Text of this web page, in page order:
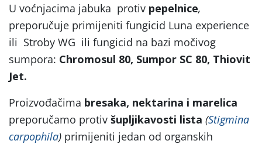
U voćnjacima jabuka protiv pepelnice,
preporučuje primijeniti fungicid Luna experience
ili Stroby WG ili fungicid na bazi močivog
sumpora: Chromosul 80, Sumpor SC 80, Thiovit
Jet.
Proizvođačima bresaka, nektarina i marelica
preporučamo protiv šupljikavosti lista (Stigmina
carpophila) primijeniti jedan od organskih